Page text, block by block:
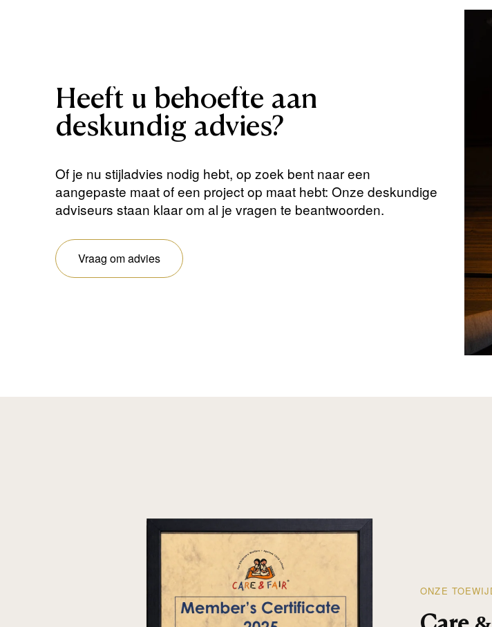
Heeft u behoefte aan
deskundig advies?
Of je nu stijladvies nodig hebt, op zoek bent naar een
aangepaste maat of een project op maat hebt: Onze deskundige
adviseurs staan ​​klaar om al je vragen te beantwoorden.
Vraag om advies
ONZE